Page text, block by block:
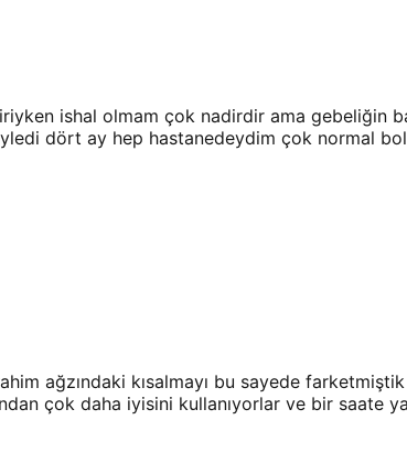
ishal olmam çok nadirdir ama gebeliğin
dört ay hep hastanedeydim çok normal bol
ağzındaki kısalmayı bu sayede
çok daha iyisini kullanıyorlar ve bir saate